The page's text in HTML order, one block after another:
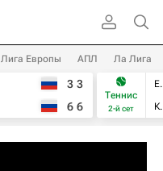
Лига Европы АПЛ Ла Лига
3 3
6 6
Теннис
2-й сет